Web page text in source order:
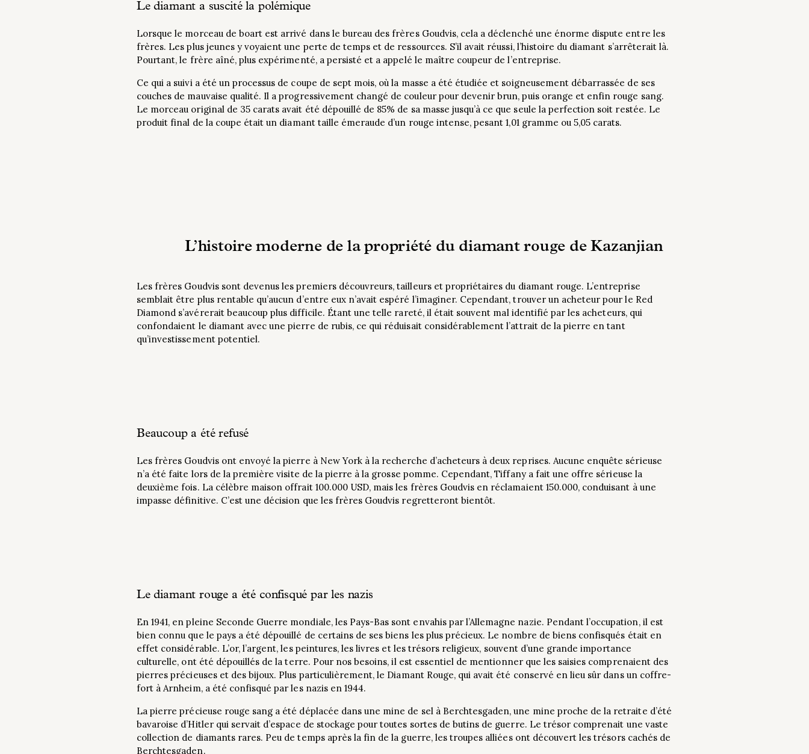
Le diamant a suscité la polémique
Lorsque le morceau de boart est arrivé dans le bureau des frères Goudvis, cela a déclenché une énorme dispute entre les
frères. Les plus jeunes y voyaient une perte de temps et de ressources. S’il avait réussi, l’histoire du diamant s’arrêterait là.
Pourtant, le frère aîné, plus expérimenté, a persisté et a appelé le maître coupeur de l’entreprise.
Ce qui a suivi a été un processus de coupe de sept mois, où la masse a été étudiée et soigneusement débarrassée de ses
couches de mauvaise qualité. Il a progressivement changé de couleur pour devenir brun, puis orange et enfin rouge sang.
Le morceau original de 35 carats avait été dépouillé de 85% de sa masse jusqu’à ce que seule la perfection soit restée. Le
produit final de la coupe était un diamant taille émeraude d’un rouge intense, pesant 1,01 gramme ou 5,05 carats.
L’histoire moderne de la propriété du diamant rouge de Kazanjian
Les frères Goudvis sont devenus les premiers découvreurs, tailleurs et propriétaires du diamant rouge. L’entreprise
semblait être plus rentable qu’aucun d’entre eux n’avait espéré l’imaginer. Cependant, trouver un acheteur pour le Red
Diamond s’avérerait beaucoup plus difficile. Étant une telle rareté, il était souvent mal identifié par les acheteurs, qui
confondaient le diamant avec une pierre de rubis, ce qui réduisait considérablement l’attrait de la pierre en tant
qu’investissement potentiel.
Beaucoup a été refusé
Les frères Goudvis ont envoyé la pierre à New York à la recherche d’acheteurs à deux reprises. Aucune enquête sérieuse
n’a été faite lors de la première visite de la pierre à la grosse pomme. Cependant, Tiffany a fait une offre sérieuse la
deuxième fois. La célèbre maison offrait 100.000 USD, mais les frères Goudvis en réclamaient 150.000, conduisant à une
impasse définitive. C’est une décision que les frères Goudvis regretteront bientôt.
Le diamant rouge a été confisqué par les nazis
En 1941, en pleine Seconde Guerre mondiale, les Pays-Bas sont envahis par l’Allemagne nazie. Pendant l’occupation, il est
bien connu que le pays a été dépouillé de certains de ses biens les plus précieux. Le nombre de biens confisqués était en
effet considérable. L’or, l’argent, les peintures, les livres et les trésors religieux, souvent d’une grande importance
culturelle, ont été dépouillés de la terre. Pour nos besoins, il est essentiel de mentionner que les saisies comprenaient des
pierres précieuses et des bijoux. Plus particulièrement, le Diamant Rouge, qui avait été conservé en lieu sûr dans un coffre-
fort à Arnheim, a été confisqué par les nazis en 1944.
La pierre précieuse rouge sang a été déplacée dans une mine de sel à Berchtesgaden, une mine proche de la retraite d’été
bavaroise d’Hitler qui servait d’espace de stockage pour toutes sortes de butins de guerre. Le trésor comprenait une vaste
collection de diamants rares. Peu de temps après la fin de la guerre, les troupes alliées ont découvert les trésors cachés de
Berchtesgaden.